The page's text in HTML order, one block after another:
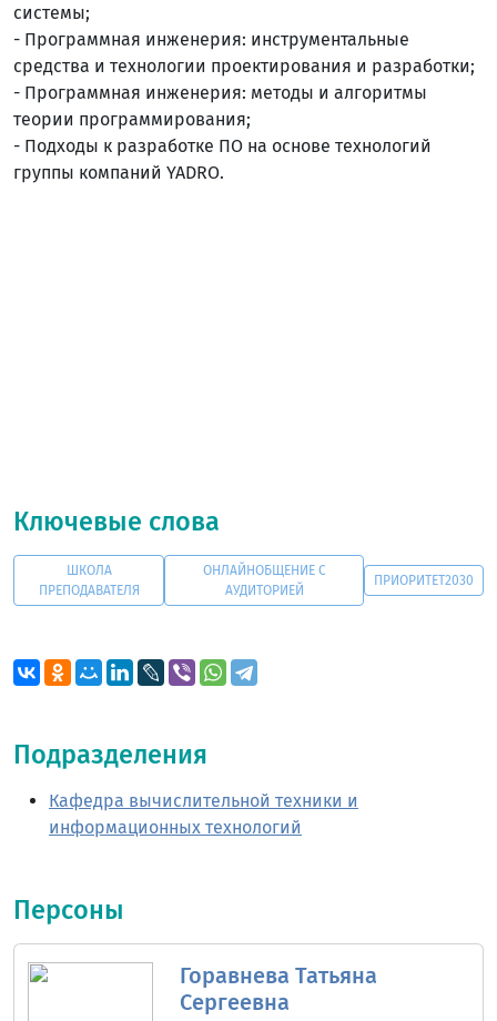
системы;
- Программная инженерия: инструментальные
средства и технологии проектирования и разработки;
- Программная инженерия: методы и алгоритмы
теории программирования;
- Подходы к разработке ПО на основе технологий
группы компаний YADRO.
Ключевые слова
ШКОЛА
ПРЕПОДАВАТЕЛЯ
ОНЛАЙНОБЩЕНИЕ С
АУДИТОРИЕЙ
ПРИОРИТЕТ2030
Подразделения
Кафедра вычислительной техники и
информационных технологий
Персоны
Горавнева Татьяна
Сергеевна